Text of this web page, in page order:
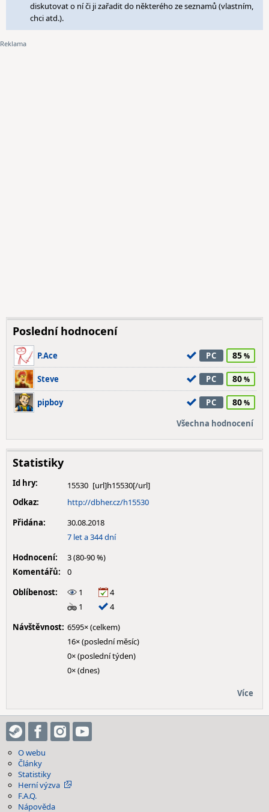
diskutovat o ní či ji zařadit do některého ze seznamů (vlastním,
chci atd.).
Poslední hodnocení
P.Ace PC 85
Steve PC 80
pipboy PC 80
Všechna hodnocení
Statistiky
Id hry:
15530
Odkaz:
http://dbher.cz/h15530
Přidána:
30.08.2018
7 let a 344 dní
Hodnocení:
3 (80-90 %)
Komentářů:
0
Oblíbenost:
1
4
1
4
Návštěvnost: 6595× (celkem)
16× (poslední měsíc)
0× (poslední týden)
0× (dnes)
Více
O webu
Články
Statistiky
Herní výzva
F.A.Q.
Nápověda